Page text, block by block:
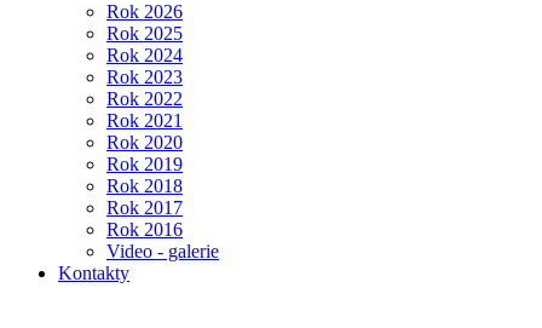
Rok 2026
Rok 2025
Rok 2024
Rok 2023
Rok 2022
Rok 2021
Rok 2020
Rok 2019
Rok 2018
Rok 2017
Rok 2016
Video - galerie
Kontakty